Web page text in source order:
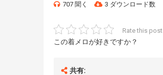
707 聞く 3 ダウンロード数
Rate this post
この着メロが好きですか？
共有: